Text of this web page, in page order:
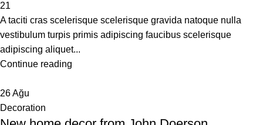
21
A taciti cras scelerisque scelerisque gravida natoque nulla
vestibulum turpis primis adipiscing faucibus scelerisque
adipiscing aliquet...
Continue reading
26Ağu
Decoration